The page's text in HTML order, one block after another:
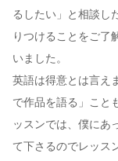
るしたい」と相談し
りつけることをご了
いました。
英語は得意とは言え
で作品を語る」こと
ッスンでは、僕にあ
て下さるのでレッス